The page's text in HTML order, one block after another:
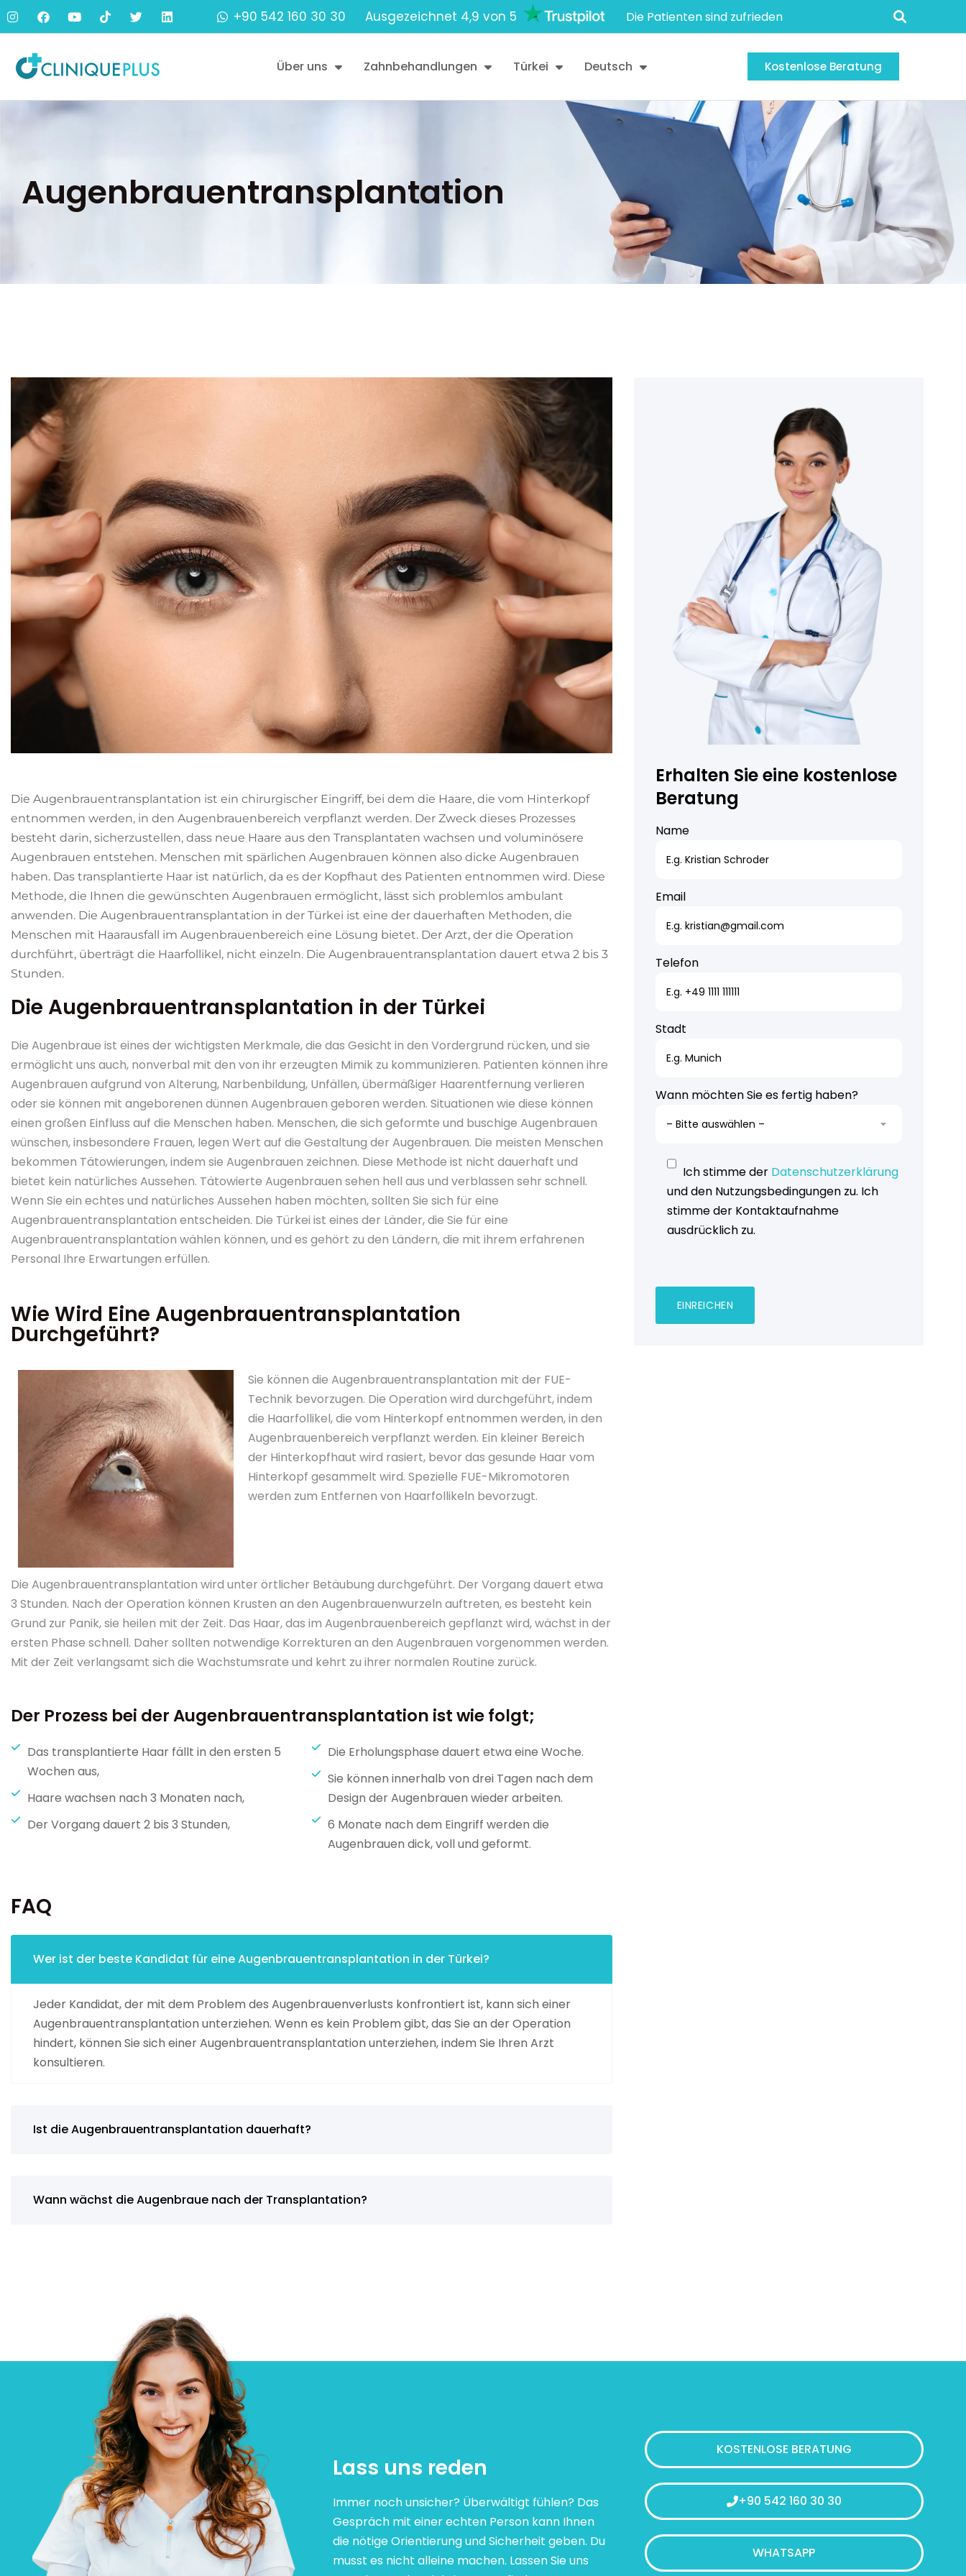
+90 542 160 30 30 Ausgezeichnet 4,9 von 5 Die Patienten sind zufrieden
Über uns Zahnbehandlungen Türkei Deutsch Kostenlose Beratung
Augenbrauentransplantation
Die Augenbrauentransplantation ist ein chirurgischer Eingriff, bei dem die Haare, die vom Hinterkopf
entnommen werden, in den Augenbrauenbereich verpflanzt werden. Der Zweck dieses Prozesses
besteht darin, sicherzustellen, dass neue Haare aus den Transplantaten wachsen und voluminösere
Augenbrauen entstehen. Menschen mit spärlichen Augenbrauen können also dicke Augenbrauen
haben. Das transplantierte Haar ist natürlich, da es der Kopfhaut des Patienten entnommen wird. Diese
Methode, die Ihnen die gewünschten Augenbrauen ermöglicht, lässt sich problemlos ambulant
anwenden. Die Augenbrauentransplantation in der Türkei ist eine der dauerhaften Methoden, die
Menschen mit Haarausfall im Augenbrauenbereich eine Lösung bietet. Der Arzt, der die Operation
durchführt, überträgt die Haarfollikel, nicht einzeln. Die Augenbrauentransplantation dauert etwa 2 bis 3
Stunden.
Die Augenbrauentransplantation in der Türkei
Die Augenbraue ist eines der wichtigsten Merkmale, die das Gesicht in den Vordergrund rücken, und sie
ermöglicht uns auch, nonverbal mit den von ihr erzeugten Mimik zu kommunizieren. Patienten können ihre
Augenbrauen aufgrund von Alterung, Narbenbildung, Unfällen, übermäßiger Haarentfernung verlieren
oder sie können mit angeborenen dünnen Augenbrauen geboren werden. Situationen wie diese können
einen großen Einfluss auf die Menschen haben. Menschen, die sich geformte und buschige Augenbrauen
wünschen, insbesondere Frauen, legen Wert auf die Gestaltung der Augenbrauen. Die meisten Menschen
bekommen Tätowierungen, indem sie Augenbrauen zeichnen. Diese Methode ist nicht dauerhaft und
bietet kein natürliches Aussehen. Tätowierte Augenbrauen sehen hell aus und verblassen sehr schnell.
Wenn Sie ein echtes und natürliches Aussehen haben möchten, sollten Sie sich für eine
Augenbrauentransplantation entscheiden. Die Türkei ist eines der Länder, die Sie für eine
Augenbrauentransplantation wählen können, und es gehört zu den Ländern, die mit ihrem erfahrenen
Personal Ihre Erwartungen erfüllen.
Wie Wird Eine Augenbrauentransplantation
Durchgeführt?
Sie können die Augenbrauentransplantation mit der FUE-
Technik bevorzugen. Die Operation wird durchgeführt, indem
die Haarfollikel, die vom Hinterkopf entnommen werden, in den
Augenbrauenbereich verpflanzt werden. Ein kleiner Bereich
der Hinterkopfhaut wird rasiert, bevor das gesunde Haar vom
Hinterkopf gesammelt wird. Spezielle FUE-Mikromotoren
werden zum Entfernen von Haarfollikeln bevorzugt.
Die Augenbrauentransplantation wird unter örtlicher Betäubung durchgeführt. Der Vorgang dauert etwa
3 Stunden. Nach der Operation können Krusten an den Augenbrauenwurzeln auftreten, es besteht kein
Grund zur Panik, sie heilen mit der Zeit. Das Haar, das im Augenbrauenbereich gepflanzt wird, wächst in der
ersten Phase schnell. Daher sollten notwendige Korrekturen an den Augenbrauen vorgenommen werden.
Mit der Zeit verlangsamt sich die Wachstumsrate und kehrt zu ihrer normalen Routine zurück.
Der Prozess bei der Augenbrauentransplantation ist wie folgt;
Das transplantierte Haar fällt in den ersten 5
Wochen aus,
Haare wachsen nach 3 Monaten nach,
Der Vorgang dauert 2 bis 3 Stunden,
Die Erholungsphase dauert etwa eine Woche.
Sie können innerhalb von drei Tagen nach dem
Design der Augenbrauen wieder arbeiten.
6 Monate nach dem Eingriff werden die
Augenbrauen dick, voll und geformt.
FAQ
Wer ist der beste Kandidat für eine Augenbrauentransplantation in der Türkei?
Jeder Kandidat, der mit dem Problem des Augenbrauenverlusts konfrontiert ist, kann sich einer
Augenbrauentransplantation unterziehen. Wenn es kein Problem gibt, das Sie an der Operation
hindert, können Sie sich einer Augenbrauentransplantation unterziehen, indem Sie Ihren Arzt
konsultieren.
Ist die Augenbrauentransplantation dauerhaft?
Wann wächst die Augenbraue nach der Transplantation?
Erhalten Sie eine kostenlose
Beratung
Name
Email
Telefon
Stadt
Wann möchten Sie es fertig haben?
Ich stimme der Datenschutzerklärung
und den Nutzungsbedingungen zu. Ich
stimme der Kontaktaufnahme
ausdrücklich zu.
Lass uns reden
Immer noch unsicher? Überwältigt fühlen? Das
Gespräch mit einer echten Person kann Ihnen
die nötige Orientierung und Sicherheit geben. Du
musst es nicht alleine machen. Lassen Sie uns
KOSTENLOSE BERATUNG
+90 542 160 30 30
WHATSAPP